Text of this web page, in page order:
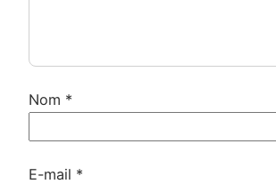
Nom *
E-mail *